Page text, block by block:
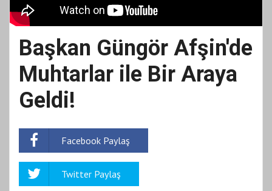
Başkan Güngör Afşin'de
Muhtarlar ile Bir Araya
Geldi!
Facebook Paylaş
Twitter Paylaş